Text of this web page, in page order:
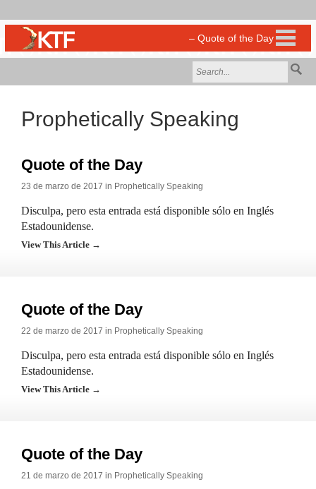
Prophetically Speaking
Quote of the Day
23 de marzo de 2017 in Prophetically Speaking
Disculpa, pero esta entrada está disponible sólo en Inglés
Estadounidense.
View This Article →
Quote of the Day
22 de marzo de 2017 in Prophetically Speaking
Disculpa, pero esta entrada está disponible sólo en Inglés
Estadounidense.
View This Article →
Quote of the Day
21 de marzo de 2017 in Prophetically Speaking